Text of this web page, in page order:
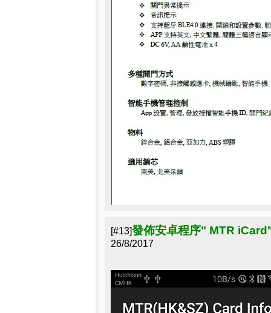
[#13]發佈安卓程序" MTR
26/8/2017